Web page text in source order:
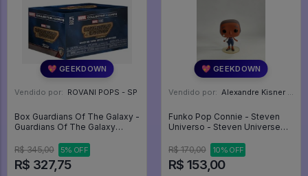
💖 GEEKDOWN
Vendido por: ROVANI POPS - SP
Box Guardians Of The Galaxy -
Guardians Of The Galaxy
R$ 345,00
5% OFF
R$ 327,75
💖 GEEKDOWN
Vendido por: Alexandre Kisner - PR
Funko Pop Connie - Steven
Universo - Steven Universe
R$ 170,00
10% OFF
R$ 153,00